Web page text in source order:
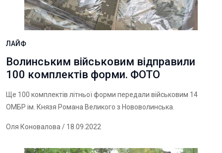
ЛАЙФ
Волинським військовим відправили
100 комплектів форми. ФОТО
Ще 100 комплектів літньої форми передали військовим 14
ОМБР ім. Князя Романа Великого з Нововолинська.
Оля Коновалова / 18.09.2022